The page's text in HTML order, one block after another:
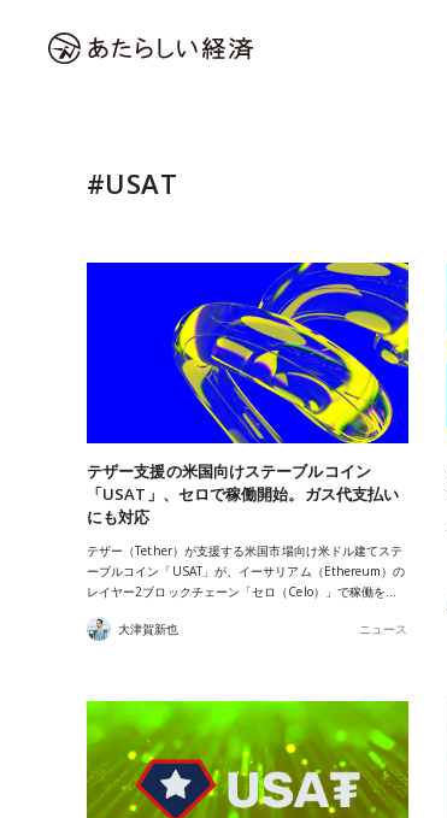
#USAT
テザー支援の米国向けステーブルコイン
「USAT」、セロで稼働開始。ガス代支払い
にも対応
テザー（Tether）が支援する米国市場向け米ドル建てステ
ーブルコイン「USAT」が、イーサリアム（Ethereum）の
レイヤー2ブロックチェーン「セロ（Celo）」で稼働を…
大津賀新也 ニュース